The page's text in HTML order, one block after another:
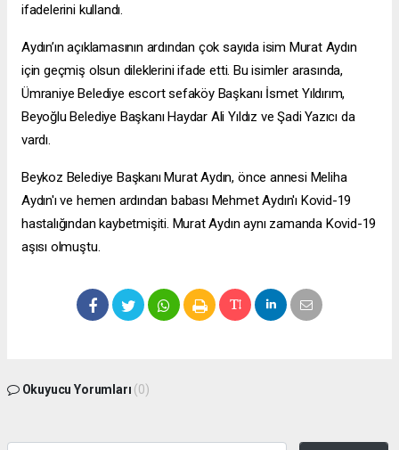
ifadelerini kullandı.
Aydın’ın açıklamasının ardından çok sayıda isim Murat Aydın
için geçmiş olsun dileklerini ifade etti. Bu isimler arasında,
Ümraniye Belediye escort sefaköyBaşkanı İsmet Yıldırım,
Beyoğlu Belediye Başkanı Haydar Ali Yıldız ve Şadi Yazıcı da
vardı.
Beykoz Belediye Başkanı Murat Aydın, önce annesi Meliha
Aydın'ı ve hemen ardından babası Mehmet Aydın'ı Kovid-19
hastalığından kaybetmişiti. Murat Aydın aynı zamanda Kovid-19
aşısı olmuştu.
Okuyucu Yorumları (0)